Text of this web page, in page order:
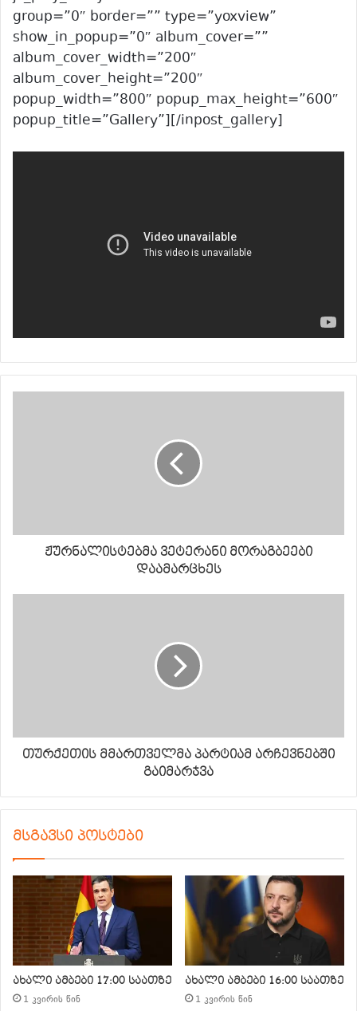
group=”0″ border=”” type=”yoxview”
show_in_popup=”0″ album_cover=””
album_cover_width=”200″
album_cover_height=”200″
popup_width=”800″ popup_max_height=”600″
popup_title=”Gallery”][/inpost_gallery]
ჟურნალისტებმა ვეტერანი მორაგბეები
დაამარცხეს
თურქეთის მმართველმა პარტიამ არჩევნებში
გაიმარჯვა
მსგავსი პოსტები
ახალი ამბები 17:00 საათზე
1 კვირის წინ
ახალი ამბები 16:00 საათზე
1 კვირის წინ